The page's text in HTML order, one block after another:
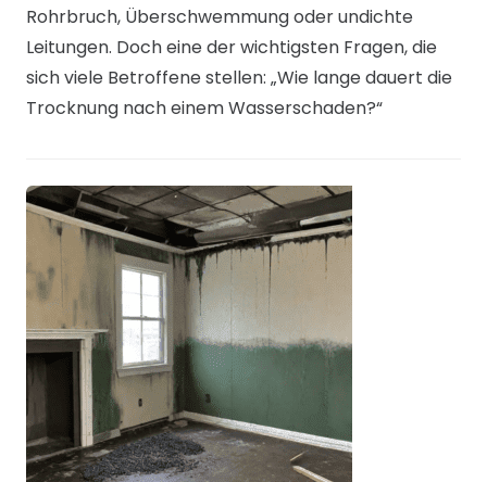
Rohrbruch, Überschwemmung oder undichte
Leitungen. Doch eine der wichtigsten Fragen, die
sich viele Betroffene stellen: „Wie lange dauert die
Trocknung nach einem Wasserschaden?“